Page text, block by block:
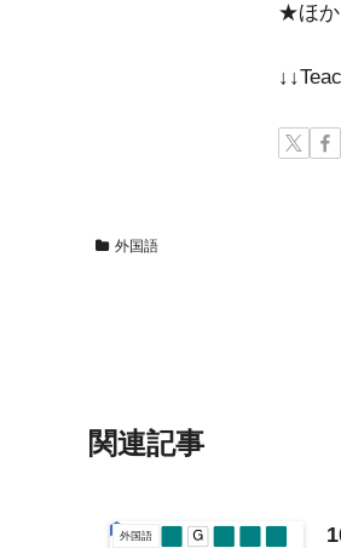
★ほか
外国語
関連記事
外国語